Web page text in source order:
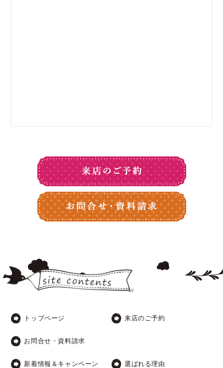
トップページ 来店のご予約
お問合せ・資料請求
新着情報＆キャンペーン 選ばれる理由